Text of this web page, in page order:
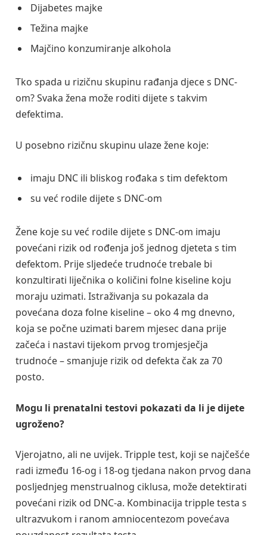
Dijabetes majke
Težina majke
Majčino konzumiranje alkohola
Tko spada u rizičnu skupinu rađanja djece s DNC-
om? Svaka žena može roditi dijete s takvim
defektima.
U posebno rizičnu skupinu ulaze žene koje:
imaju DNC ili bliskog rođaka s tim defektom
su već rodile dijete s DNC-om
Žene koje su već rodile dijete s DNC-om imaju
povećani rizik od rođenja još jednog djeteta s tim
defektom. Prije sljedeće trudnoće trebale bi
konzultirati liječnika o količini folne kiseline koju
moraju uzimati. Istraživanja su pokazala da
povećana doza folne kiseline – oko 4 mg dnevno,
koja se počne uzimati barem mjesec dana prije
začeća i nastavi tijekom prvog tromjesječja
trudnoće – smanjuje rizik od defekta čak za 70
posto.
Mogu li prenatalni testovi pokazati da li je dijete
ugroženo?
Vjerojatno, ali ne uvijek. Tripple test, koji se najčešće
radi između 16-og i 18-og tjedana nakon prvog dana
posljednjeg menstrualnog ciklusa, može detektirati
povećani rizik od DNC-a. Kombinacija tripple testa s
ultrazvukom i ranom amniocentezom povećava